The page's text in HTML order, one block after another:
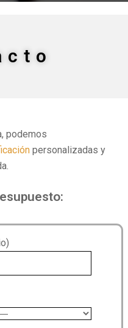
podemos
personalizadas y